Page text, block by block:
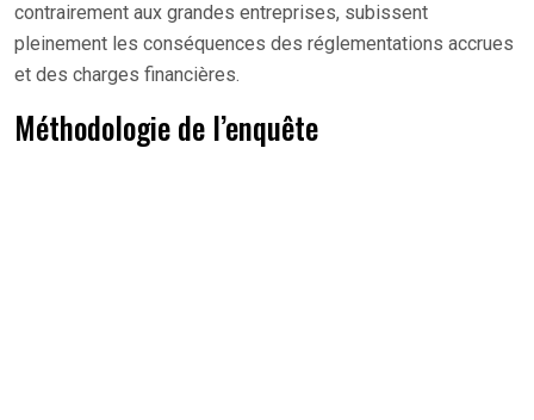
contrairement aux grandes entreprises, subissent
pleinement les conséquences des réglementations accrues
et des charges financières.
Méthodologie de l’enquête